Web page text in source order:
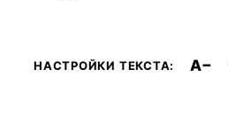
НАСТРОЙКИ ТЕКСТА: A−